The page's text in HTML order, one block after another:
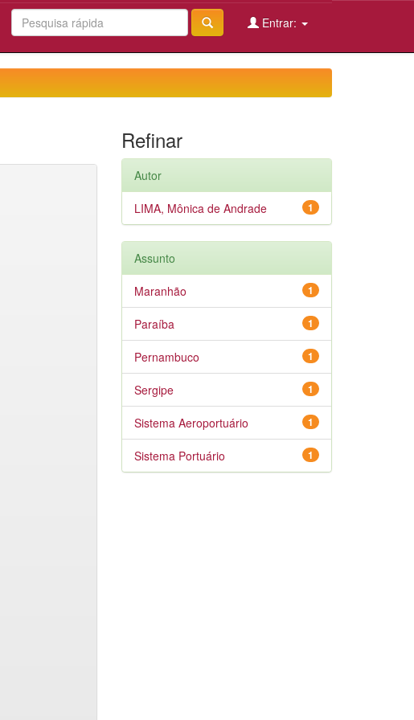
Entrar:
Refinar
Autor
1
LIMA, Mônica de Andrade
Assunto
1
Maranhão
1
Paraíba
1
Pernambuco
1
Sergipe
1
Sistema Aeroportuário
1
Sistema Portuário